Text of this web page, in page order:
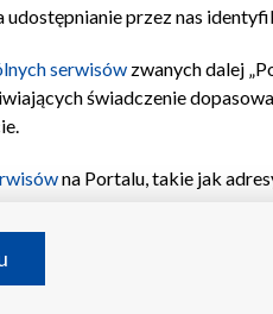
przez nas
serwisów zwanych dalej
świadczenie
na Portalu, takie jak
urządzeniu lub dostęp do
treści, wyboru
i ulepszania produktów,